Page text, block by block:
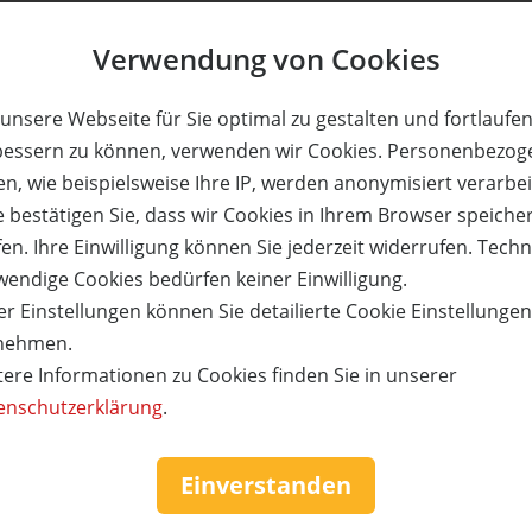
Verwendung von Cookies
Webseite für Sie optimal zu gestalten und
zu können, verwenden wir Cookies.
wie beispielsweise Ihre IP, werden anonymisiert
bestätigen Sie, dass wir Cookies in Ihrem Browser
Ihre Einwilligung können Sie jederzeit widerrufen.
Cookies bedürfen keiner Einwilligung.
Einstellungen können Sie detailierte Cookie Einstellungen
Informationen zu Cookies finden Sie in unserer
.
Einverstanden
Lüneburger Heide
Tickets für Erwachsene und Kinder zum halben
€
Preis:
15,- €
Verfügbar:
0
Versand:
2,- €
& Hotel Luise
für 2 Personen
Weinstraße zum
Kurzurlaub für 2
Eifel zum halben